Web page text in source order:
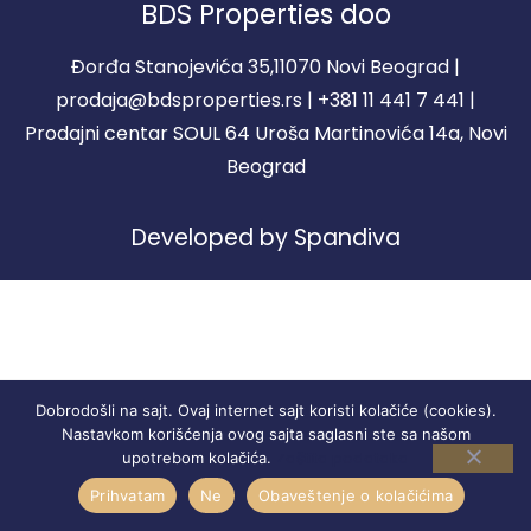
BDS Properties doo
Đorđa Stanojevića 35,11070 Novi Beograd |
prodaja@bdsproperties.rs | +381 11 441 7 441 |
Prodajni centar SOUL 64 Uroša Martinovića 14a, Novi
Beograd
Developed by Spandiva
STANOVI REGISTRACIJA
Dobrodošli na sajt. Ovaj internet sajt koristi kolačiće (cookies).
Nastavkom korišćenja ovog sajta saglasni ste sa našom
upotrebom kolačića.
Prihvatam Ne Obaveštenje o kolačićima